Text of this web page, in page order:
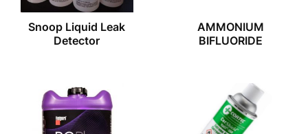
Snoop Liquid Leak
Detector
AMMONIUM
BIFLUORIDE